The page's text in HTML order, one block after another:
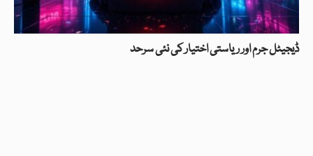
ڈیجیٹل جرم اور ریاستی اختیار کی نئی سرحد